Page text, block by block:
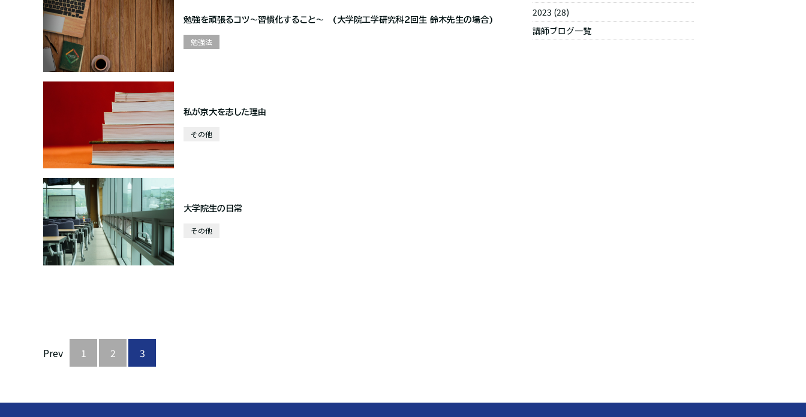
勉強を頑張るコツ～習慣化すること～ (大学院工学研究科2回生 鈴木先生の場合)
勉強法
私が京大を志した理由
その他
大学院生の日常
その他
2023 (28)
講師ブログ一覧
Prev 1 2 3